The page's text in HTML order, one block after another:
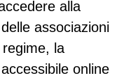
alla
associazioni
regime, la
online